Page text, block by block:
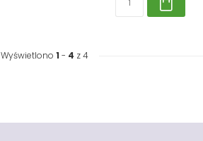
Wyświetlono 1 - 4 z 4